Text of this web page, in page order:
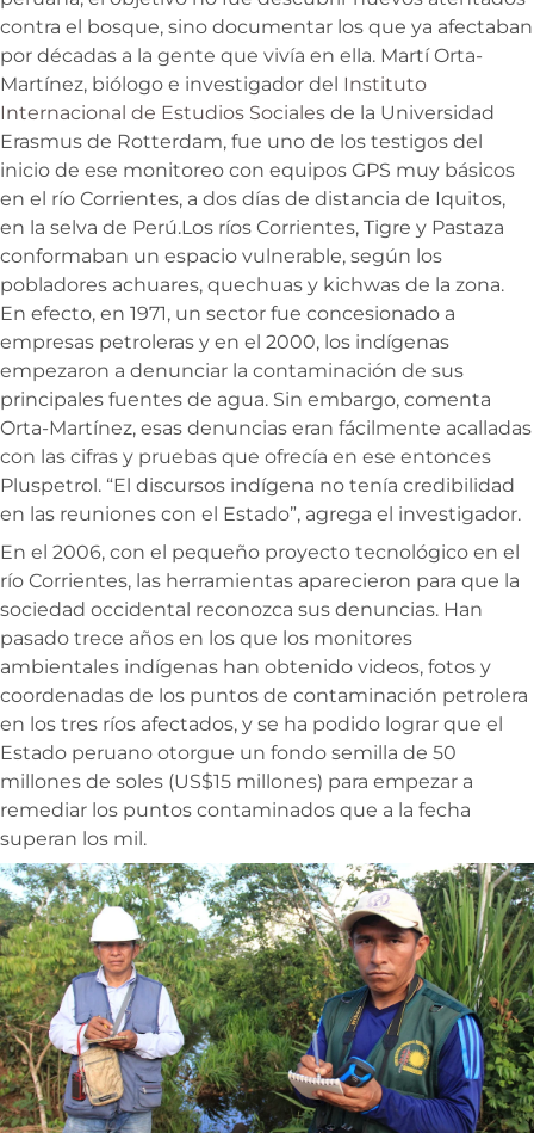
contra el bosque, sino documentar los que ya afectaban
por décadas a la gente que vivía en ella. Martí Orta-
Martínez, biólogo e investigador del Instituto
Internacional de Estudios Sociales de la Universidad
Erasmus de Rotterdam, fue uno de los testigos del
inicio de ese monitoreo con equipos GPS muy básicos
en el río Corrientes, a dos días de distancia de Iquitos,
en la selva de Perú.Los ríos Corrientes, Tigre y Pastaza
conformaban un espacio vulnerable, según los
pobladores achuares, quechuas y kichwas de la zona.
En efecto, en 1971, un sector fue concesionado a
empresas petroleras y en el 2000, los indígenas
empezaron a denunciar la contaminación de sus
principales fuentes de agua. Sin embargo, comenta
Orta-Martínez, esas denuncias eran fácilmente acalladas
con las cifras y pruebas que ofrecía en ese entonces
Pluspetrol. “El discursos indígena no tenía credibilidad
en las reuniones con el Estado”, agrega el investigador.
En el 2006, con el pequeño proyecto tecnológico en el
río Corrientes, las herramientas aparecieron para que la
sociedad occidental reconozca sus denuncias. Han
pasado trece años en los que los monitores
ambientales indígenas han obtenido videos, fotos y
coordenadas de los puntos de contaminación petrolera
en los tres ríos afectados, y se ha podido lograr que el
Estado peruano otorgue un fondo semilla de 50
millones de soles (US$15 millones) para empezar a
remediar los puntos contaminados que a la fecha
superan los mil.